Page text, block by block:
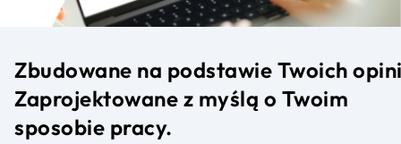
Zbudowane na podstawie Twoich
Zaprojektowane z myślą o Twoim
sposobie pracy.